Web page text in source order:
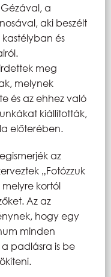
a
aki beszélt
és
meg
melynek
és az ehhez való
kiállították,
előterében.
az
„Fotózzuk
kortól
Az az
hogy egy
minden
padlásra is be